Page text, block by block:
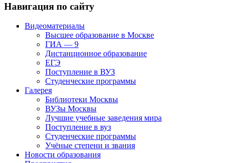
Навигация по сайту
Видеоматериалы
Высшее образование в Москве
ГИА — 9
Дистанционное образование
ЕГЭ
Поступление в ВУЗ
Студенческие программы
Галерея
Библиотеки Москвы
ВУЗы Москвы
Лучшие учебные заведения мира
Поступление в вуз
Студенческие программы
Учёные степени и звания
Новости образования